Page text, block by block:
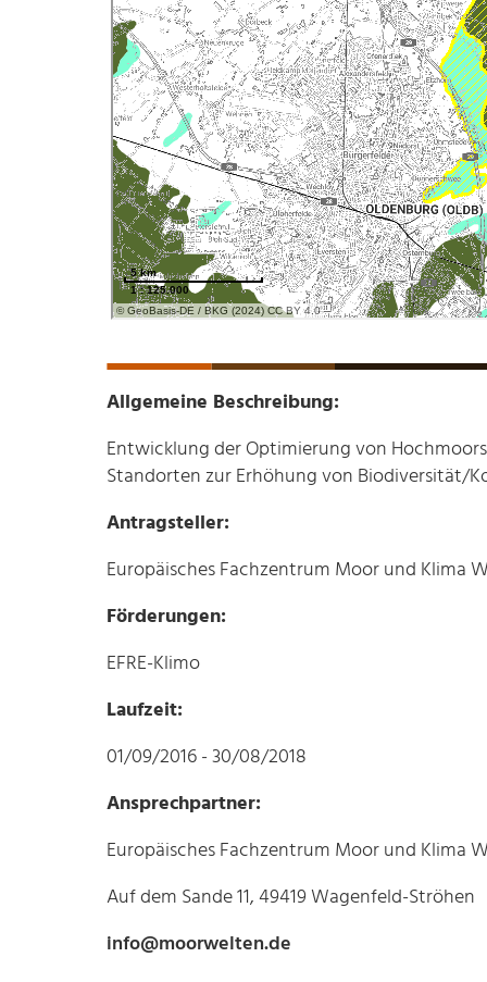
Allgemeine Beschreibung:
Entwicklung der Optimierung von
Standorten zur Erhöhung von Biodiversität/
Antragsteller:
Europäisches Fachzentrum Moor und Klima
Förderungen:
EFRE-Klimo
Laufzeit:
01/09/2016 - 30/08/2018
Ansprechpartner:
Europäisches Fachzentrum Moor und Klima
Auf dem Sande 11, 49419 Wagenfeld-Ströhen
info@moorwelten.de